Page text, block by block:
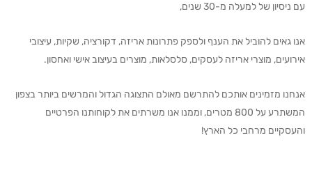
עם ניסיון של למעלה מ-30 שנים,
אנו גאים להוביל את הענף ולספק פתרונות אריזה, דקורציה, שקיות, עיצובי
אירועים, מוצרי אריזה לעסקים, סלסלאות, מוצרים בעיצוב אישי ואחסון.
אנחנו מזמינים אותכם להתרשם מאולם התצוגה הגדול והמרשים ביותר בצפון
המשתרע על 800 מטרים, וממנו אנו משרתים את לקוחותנו הפרטיים
והעסקיים מרחבי כל הארץ!